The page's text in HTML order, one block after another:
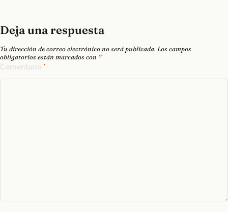
Deja una respuesta
Tu dirección de correo electrónico no será publicada. Los campos
obligatorios están marcados con *
Comentario *